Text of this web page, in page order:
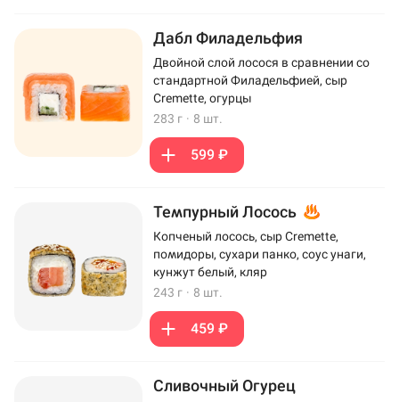
Дабл Филадельфия
Двойной слой лосося в сравнении со
стандартной Филадельфией, сыр
Cremette, огурцы
283 г · 8 шт.
599 ₽
Темпурный Лосось
Копченый лосось, сыр Cremette,
помидоры, сухари панко, соус унаги,
кунжут белый, кляр
243 г · 8 шт.
459 ₽
Сливочный Огурец